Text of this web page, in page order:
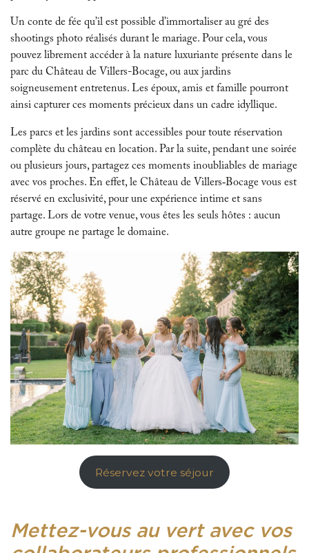
Un conte de fée qu’il est possible d’immortaliser au gré des
shootings photo réalisés durant le mariage. Pour cela, vous
pouvez librement accéder à la nature luxuriante présente dans le
parc du Château de Villers-Bocage, ou aux jardins
soigneusement entretenus. Les époux, amis et famille pourront
ainsi capturer ces moments précieux dans un cadre idyllique.
Les parcs et les jardins sont accessibles pour toute réservation
complète du château en location. Par la suite, pendant une soirée
ou plusieurs jours, partagez ces moments inoubliables de mariage
avec vos proches. En effet, le Château de Villers‑Bocage vous est
réservé en exclusivité, pour une expérience intime et sans
partage. Lors de votre venue, vous êtes les seuls hôtes : aucun
autre groupe ne partage le domaine.
Réservez votre séjour
Mettez-vous au vert avec vos